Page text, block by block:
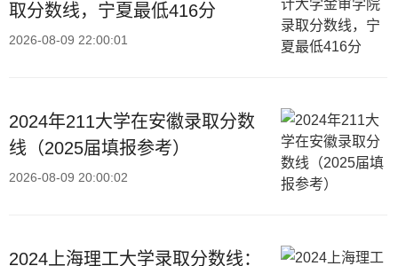
取分数线，宁夏最低416分
2026-08-09 22:00:01
2024年211大学在安徽录取分数
线（2025届填报参考）
2026-08-09 20:00:02
2024上海理工大学录取分数线：